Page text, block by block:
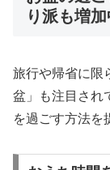
り派も増加
旅行や帰省に限
盆」も注目され
を過ごす方法を